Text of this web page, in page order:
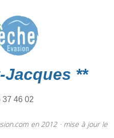
**
37 46 02
en 2012 · mise à jour le